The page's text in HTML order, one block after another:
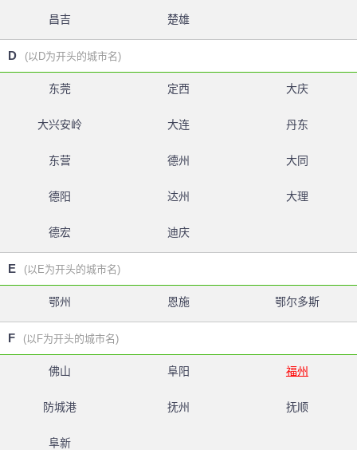
昌吉 楚雄
D (以D为开头的城市名)
东莞 定西 大庆
大兴安岭 大连 丹东
东营 德州 大同
德阳 达州 大理
德宏 迪庆
E (以E为开头的城市名)
鄂州 恩施 鄂尔多斯
F (以F为开头的城市名)
佛山 阜阳 福州
防城港 抚州 抚顺
阜新